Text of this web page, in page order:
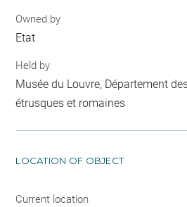
Owned by
Etat
Held by
Musée du Louvre, Département
étrusques et romaines
LOCATION OF OBJECT
Current location